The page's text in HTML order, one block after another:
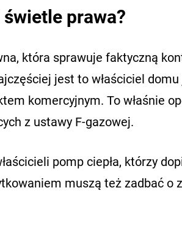
prawa?
która sprawuje faktyczną
jest to właściciel
komercyjnym. To właśnie
z ustawy F-gazowej.
pomp ciepła, którzy
muszą też zadbać o